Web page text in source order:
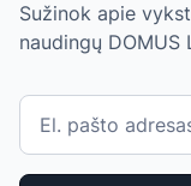
Sužinok apie
naudingų DOMUS